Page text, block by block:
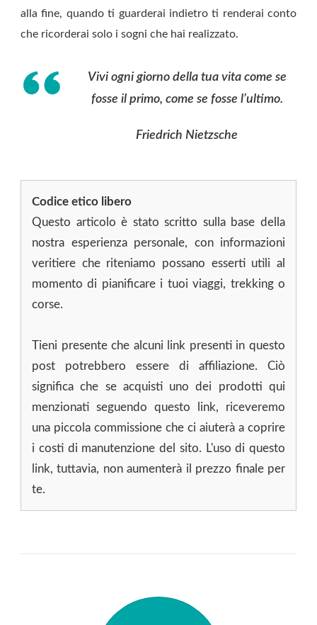
alla fine, quando ti guarderai indietro ti renderai conto
che ricorderai solo i sogni che hai realizzato.
Vivi ogni giorno della tua vita come se
fosse il primo, come se fosse l’ultimo.
Friedrich Nietzsche
Codice etico libero
Questo articolo è stato scritto sulla base della
nostra esperienza personale, con informazioni
veritiere che riteniamo possano esserti utili al
momento di pianificare i tuoi viaggi, trekking o
corse.
Tieni presente che alcuni link presenti in questo
post potrebbero essere di affiliazione. Ciò
significa che se acquisti uno dei prodotti qui
menzionati seguendo questo link, riceveremo
una piccola commissione che ci aiuterà a coprire
i costi di manutenzione del sito. L'uso di questo
link, tuttavia, non aumenterà il prezzo finale per
te.